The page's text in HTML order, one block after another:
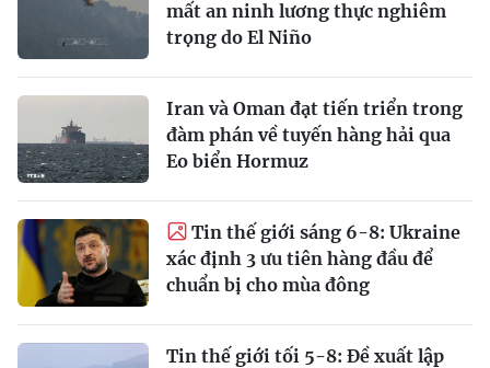
mất an ninh lương thực nghiêm
trọng do El Niño
Iran và Oman đạt tiến triển trong
đàm phán về tuyến hàng hải qua
Eo biển Hormuz
Tin thế giới sáng 6-8: Ukraine
xác định 3 ưu tiên hàng đầu để
chuẩn bị cho mùa đông
Tin thế giới tối 5-8: Đề xuất lập